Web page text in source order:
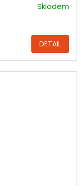
Skladem
DETAIL